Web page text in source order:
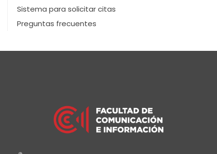
Sistema para solicitar citas
Preguntas frecuentes